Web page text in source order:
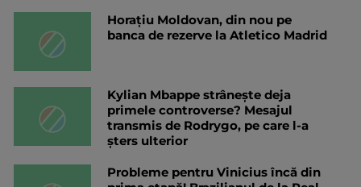
Horațiu Moldovan, din nou pe
banca de rezerve la Atletico Madrid
Kylian Mbappe strânește deja
primele controverse? Mesajul
transmis de Rodrygo, pe care l-a
șters ulterior
Probleme pentru Vinicius încă din